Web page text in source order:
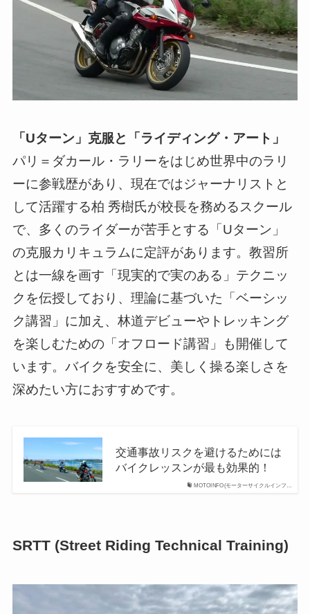
「Uターン」克服と「ライディング・アート」
パリ＝ダカール・ラリーをはじめ世界中のラリ
ーに参戦歴があり、現在ではジャーナリストと
して活躍する柏 秀樹氏が校長を務めるスクール
で、多くのライダーが苦手とする「Uターン」
の克服カリキュラムに定評があります。教習所
とは一線を画す「現実的で実のある」テクニッ
クを伝授しており、理論に基づいた「ベーシッ
ク講習」に加え、林道デビューやトレッキング
を楽しむための「オフロード講習」も開催して
います。バイクを安全に、美しく操る楽しさを
深めたい方におすすめです。
MOTOINFO(モーターサイクルインフ…
交通事故リスクを避けるためには
バイクレッスンが最も効果的！
SRTT (Street Riding Technical Training)